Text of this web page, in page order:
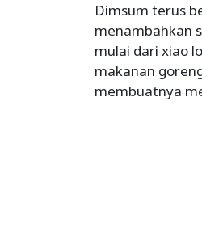
Dimsum terus
menambahkan
mulai dari xiao
makanan
membuatnya